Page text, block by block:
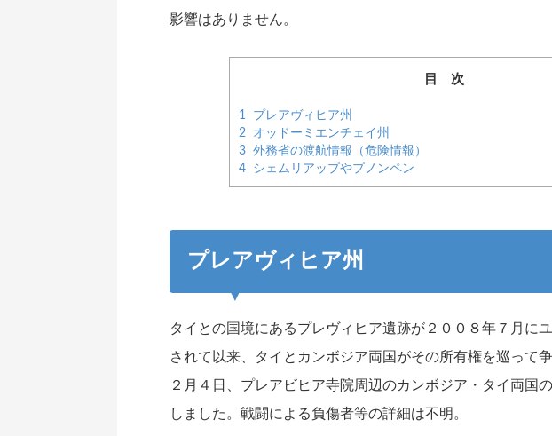
影響はありません。
目 次
1
プレアヴィヒア州
2
オッドーミエンチェイ州
3
外務省の渡航情報（危険情報）
4
シェムリアップやプノンペン
プレアヴィヒア州
タイとの国境にあるプレヴィヒア遺跡が２００８年７月に
されて以来、タイとカンボジア両国がその所有権を巡って
２月４日、プレアビヒア寺院周辺のカンボジア・タイ両国
しました。戦闘による負傷者等の詳細は不明。